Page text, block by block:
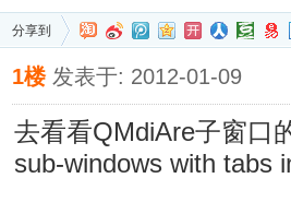
分享到
1楼 发表于: 2012-01-09
去看看QMdiAre子窗口
sub-windows with tabs